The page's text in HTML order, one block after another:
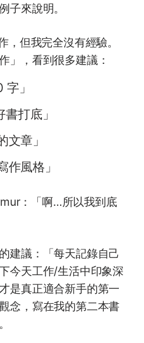
子來說明。
，但我完全沒有經驗。
」，看到很多建議：
字」
書打底」
文章」
作風格」
：「啊…所以我到底
建議：「每天記錄自己
今天工作/生活中印象深
是真正適合新手的第一
念，寫在我的第二本書